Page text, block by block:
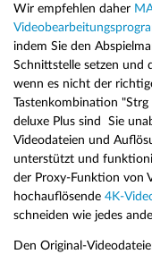
Wir empfehlen daher
indem Sie den
Schnittstelle setzen und
wenn es nicht der
Tastenkombination
deluxe Plus sind Sie
Videodateien und
unterstützt und
der Proxy-Funktion von
hochauflösende 4K-
schneiden wie jedes
Den Original-